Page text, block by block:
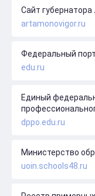
Сайт губернатора
artamonovigor.ru
Федеральный
edu.ru
Единый
dppo.edu.ru
Министерство
uoin.schools48.ru